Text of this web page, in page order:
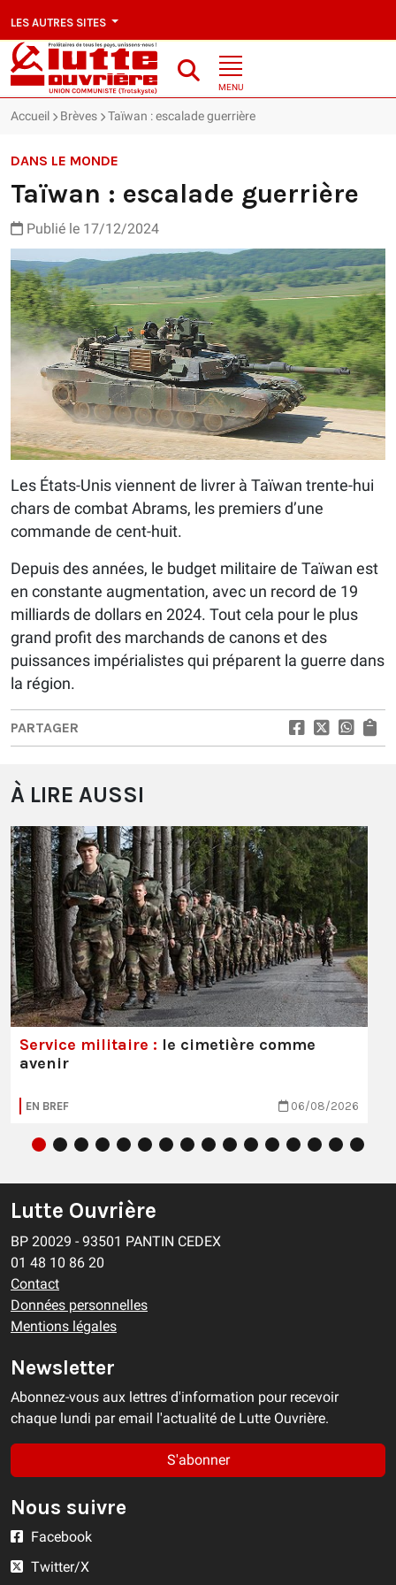
LES AUTRES SITES
MENU
Accueil Brèves Taïwan : escalade guerrière
DANS LE MONDE
Taïwan : escalade guerrière
Publié le 17/12/2024
Les États-Unis viennent de livrer à Taïwan trente-hui
chars de combat Abrams, les premiers d’une
commande de cent-huit.
Depuis des années, le budget militaire de Taïwan est
en constante augmentation, avec un record de 19
milliards de dollars en 2024. Tout cela pour le plus
grand profit des marchands de canons et des
puissances impérialistes qui préparent la guerre dans
la région.
PARTAGER
À LIRE AUSSI
Service militaire : le cimetière comme
avenir
EN BREF 06/08/2026
Lutte Ouvrière
BP 20029 - 93501 PANTIN CEDEX
01 48 10 86 20
Contact
Données personnelles
Mentions légales
Newsletter
Abonnez-vous aux lettres d'information pour recevoir
chaque lundi par email l'actualité de Lutte Ouvrière.
S'abonner
Nous suivre
Facebook
Twitter/X